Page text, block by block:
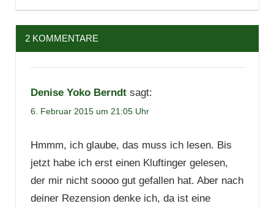
2 KOMMENTARE
Denise Yoko Berndt sagt:
6. Februar 2015 um 21:05 Uhr
Hmmm, ich glaube, das muss ich lesen. Bis
jetzt habe ich erst einen Kluftinger gelesen,
der mir nicht soooo gut gefallen hat. Aber nach
deiner Rezension denke ich, da ist eine